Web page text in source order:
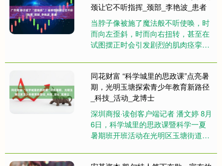
颈让它不听指挥_颈部_李艳波_患者
当脖子像被施了魔法般不听使唤，时
而向左歪斜，时而向右扭转，甚至在
试图摆正时会引发剧烈的肌肉痉挛，
医看来，这是一种局限于颈部肌肉
的....
同花财富 “科学城里的思政课”点亮暑
期，光明玉塘探索青少年教育新路径
_科技_活动_龙博士
深圳商报·读创客户端记者 潘文婷 8月
6日，科学城里的思政课暨科学一夏
暑期班开班活动在光明区玉塘街道高
的“科技思政地图”、一批跨....